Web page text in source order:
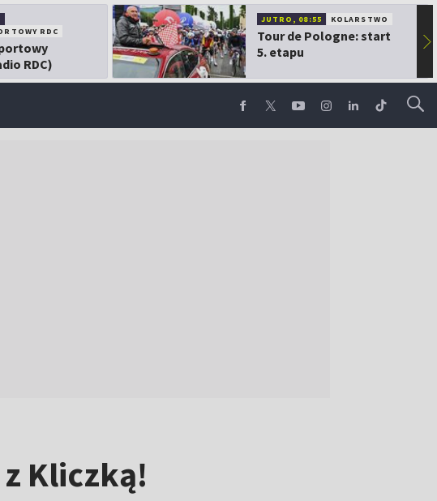
RDC
RDC)
JUTRO, 08:55 KOLARSTWO
Tour de Pologne: start
5. etapu
▶
Kliczką!